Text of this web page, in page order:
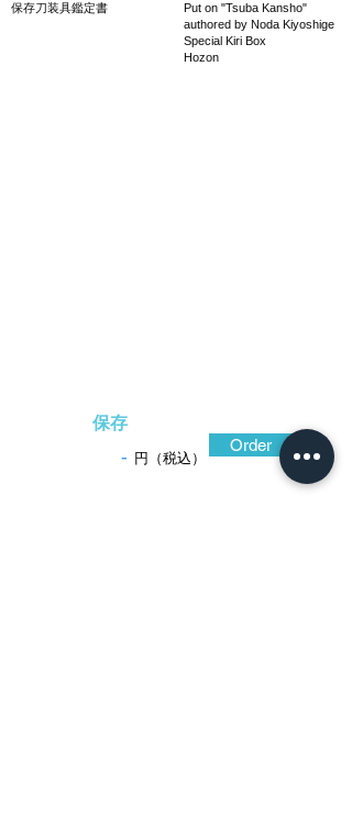
保存刀装具鑑定書
Put on "Tsuba Kansho"
authored by Noda Kiyoshige
Special Kiri Box
Hozon
保存
- 円（税込）
Order